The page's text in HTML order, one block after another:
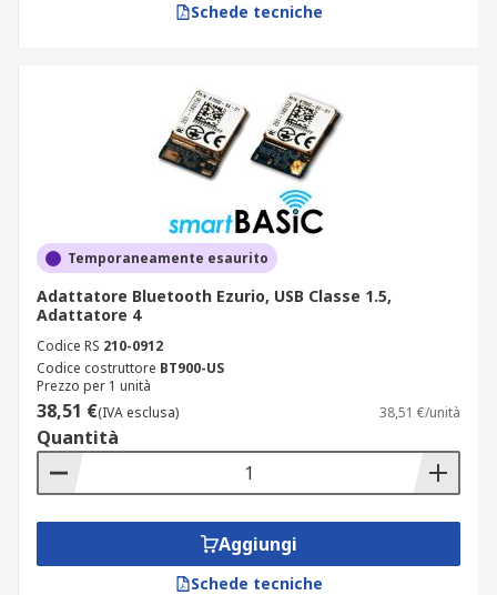
Schede tecniche
Temporaneamente esaurito
Adattatore Bluetooth Ezurio, USB Classe 1.5,
Adattatore 4
Codice RS 210-0912
Codice costruttore BT900-US
Prezzo per 1 unità
38,51 €(IVA esclusa) 38,51 €/unità
Quantità
Aggiungi
Schede tecniche